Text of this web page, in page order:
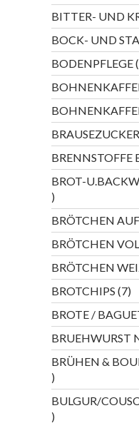
BITTER- UND
BOCK- UND
BODENPFLEGE
BRAUSEZUCKER
BRENNSTOFFE
BROT-
69
Produkte
BRÖTCHEN
BRÖTCHEN
BRÖTCHEN
BROTCHIPS 77
BROTE /
BRUEHWURST
BRÜHEN &
35
Produkte
BULGUR/
10